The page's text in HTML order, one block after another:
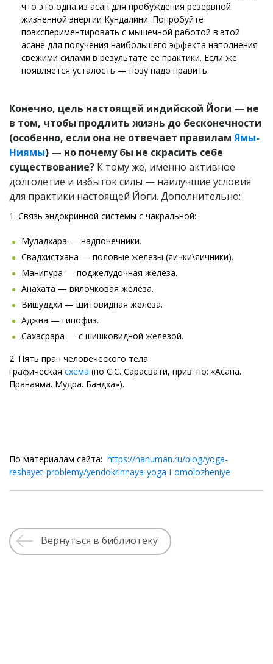
что это одна из асан для пробуждения резервной
жизненной энергии Кундалини. Попробуйте
поэкспериментировать с мышечной работой в этой
асане для получения наибольшего эффекта наполнения
свежими силами в результате её практики. Если же
появляется усталость — позу надо править.
Конечно, цель настоящей индийской Йоги — не
в том, чтобы продлить жизнь до бесконечности
(особенно, если она не отвечает правилам Ямы-
Ниямы) — но почему бы не скрасить себе
существование? К тому же, именно активное
долголетие и избыток силы — наилучшие условия
для практики настоящей Йоги. Дополнительно:
1. Связь эндокринной системы с чакральной:
Муладхара — надпочечники.
Свадхистхана — половые железы (яички\яичники).
Манипура — поджелудочная железа.
Анахата — вилочковая железа.
Вишуддхи — щитовидная железа.
Аджна — гипофиз.
Сахасрара — с шишковидной железой.
2. Пять пран человеческого тела:
графическая схема (по С.С. Сарасвати, прив. по: «Асана.
Пранаяма. Мудра. Бандха»).
По материалам сайта: https://hanuman.ru/blog/yoga-
reshayet-problemy/yendokrinnaya-yoga-i-omolozheniye
Вернуться в библиотеку